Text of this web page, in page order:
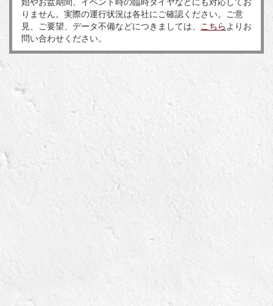
りません。実際の運行状況は各社にご確認ください。ご意
見、ご要望、データ不備などにつきましては、
こちら よりお
問い合わせください。